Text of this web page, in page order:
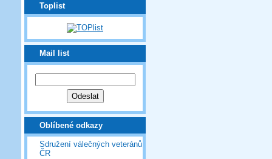
Toplist
Mail list
Oblíbené odkazy
Sdružení válečných veteránů
ČR